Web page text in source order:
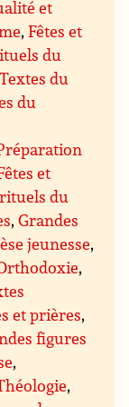
et
,Fêtes et
du
Textes du
du
et
du
,Grandes
jeunesse,
,
et prières,
figures
,
,